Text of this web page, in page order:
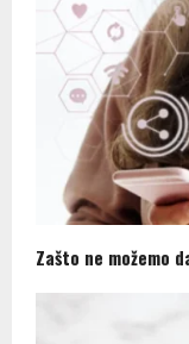
Zašto ne možemo